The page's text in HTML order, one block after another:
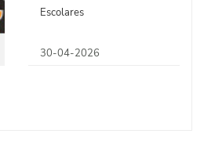
Escolares
30-04-2026